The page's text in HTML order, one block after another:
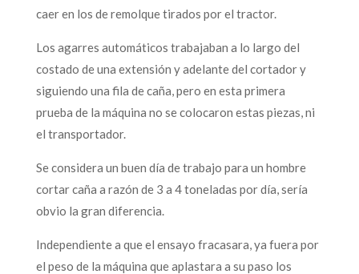
caer en los de remolque tirados por el tractor.
Los agarres automáticos trabajaban a lo largo del
costado de una extensión y adelante del cortador y
siguiendo una fila de caña, pero en esta primera
prueba de la máquina no se colocaron estas piezas, ni
el transportador.
Se considera un buen día de trabajo para un hombre
cortar caña a razón de 3 a 4 toneladas por día, sería
obvio la gran diferencia.
Independiente a que el ensayo fracasara, ya fuera por
el peso de la máquina que aplastara a su paso los